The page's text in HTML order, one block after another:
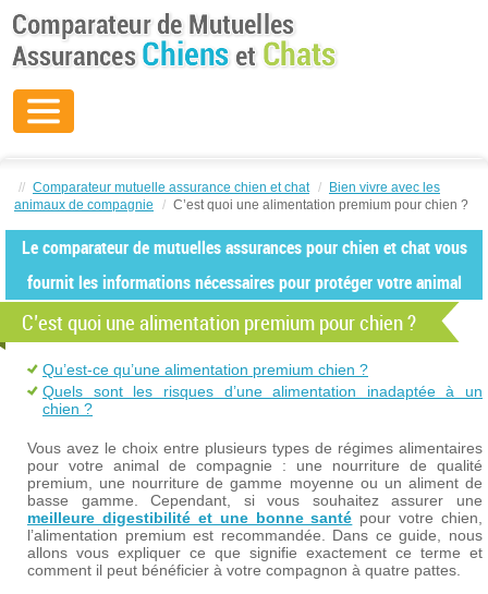
// Comparateur mutuelle assurance chien et chat /
Bien vivre avec les
animaux de compagnie
/ C’est quoi une alimentation premium pour chien ?
Le comparateur de mutuelles assurances pour chien et chat vous
fournit les informations nécessaires pour protéger votre animal
C’est quoi une alimentation premium pour chien ?
Qu’est-ce qu’une alimentation premium chien ?
Quels sont les risques d’une alimentation inadaptée à un
chien ?
Vous avez le choix entre plusieurs types de régimes alimentaires
pour votre animal de compagnie : une nourriture de qualité
premium, une nourriture de gamme moyenne ou un aliment de
basse gamme. Cependant, si vous souhaitez assurer une
meilleure digestibilité et une bonne santé pour votre chien,
l’alimentation premium est recommandée. Dans ce guide, nous
allons vous expliquer ce que signifie exactement ce terme et
comment il peut bénéficier à votre compagnon à quatre pattes.